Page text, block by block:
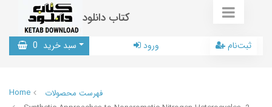
کتاب دانلود
سبد خرید 0 ورود ثبت‌نام
Home
فهرست محصولات